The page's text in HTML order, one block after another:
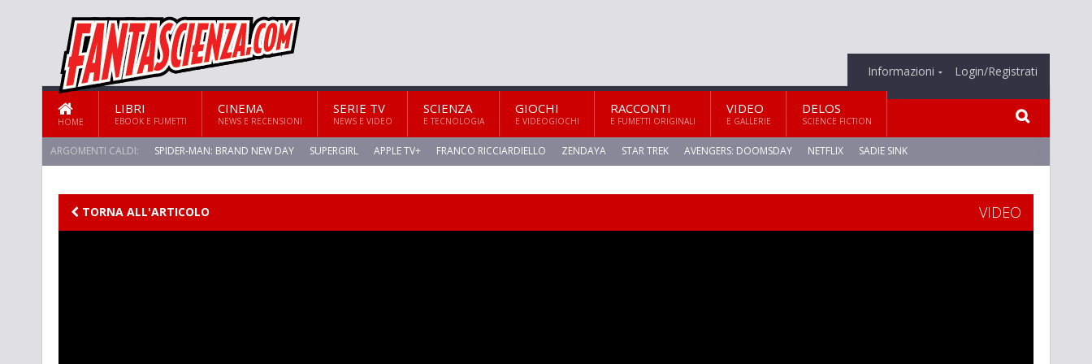
Informazioni Login/Registrati
HOME
LIBRI
EBOOK E FUMETTI
CINEMA
NEWS E RECENSIONI
SERIE TV
NEWS E VIDEO
SCIENZA
E TECNOLOGIA
GIOCHI
E VIDEOGIOCHI
RACCONTI
E FUMETTI ORIGINALI
VIDEO
E GALLERIE
DELOS
SCIENCE FICTION
ARGOMENTI CALDI: SPIDER-MAN: BRAND NEW DAY SUPERGIRL APPLE TV+ FRANCO RICCIARDIELLO ZENDAYA STAR TREK AVENGERS: DOOMSDAY NETFLIX SADIE SINK
VIDEO
TORNA ALL'ARTICOLO